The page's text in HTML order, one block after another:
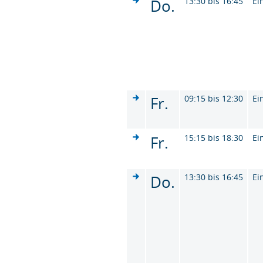
Do.
Fr. 09:15 bis 12:30
Fr. 15:15 bis 18:30
Do. 13:30 bis 16:45